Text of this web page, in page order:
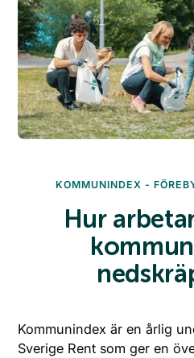
KOMMUNINDEX -
Hur
Kommunindex är en årlig
Sverige Rent som ger en